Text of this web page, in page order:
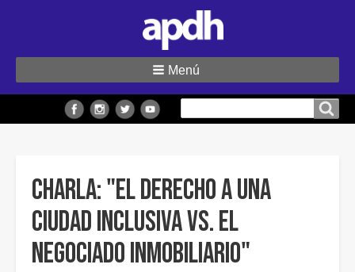
sitio
Menú
Charla: "El derecho a una
ciudad inclusiva VS. el
negociado inmobiliario"